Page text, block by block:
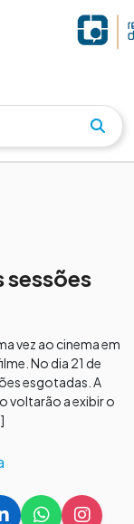
sessões
vez ao cinema em
No dia 21 de
esgotadas. A
voltarão a exibir o